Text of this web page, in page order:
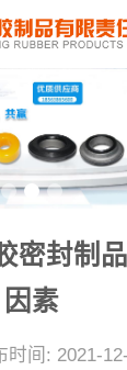
密封制
因素
间: 2021-